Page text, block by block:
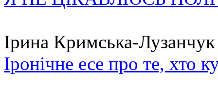
Ірина Кримська-Лузанчук
Іронічне есе про те, хто